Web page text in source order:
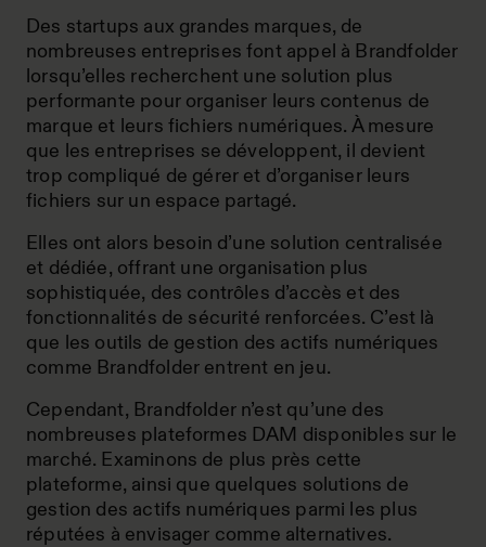
Des startups aux grandes marques, de
nombreuses entreprises font appel à Brandfolder
lorsqu’elles recherchent une solution plus
performante pour organiser leurs contenus de
marque et leurs fichiers numériques. À mesure
que les entreprises se développent, il devient
trop compliqué de gérer et d’organiser leurs
fichiers sur un espace partagé.
Elles ont alors besoin d’une solution centralisée
et dédiée, offrant une organisation plus
sophistiquée, des contrôles d’accès et des
fonctionnalités de sécurité renforcées. C’est là
que les outils de gestion des actifs numériques
comme Brandfolder entrent en jeu.
Cependant, Brandfolder n’est qu’une des
nombreuses plateformes DAM disponibles sur le
marché. Examinons de plus près cette
plateforme, ainsi que quelques solutions de
gestion des actifs numériques parmi les plus
réputées à envisager comme alternatives.